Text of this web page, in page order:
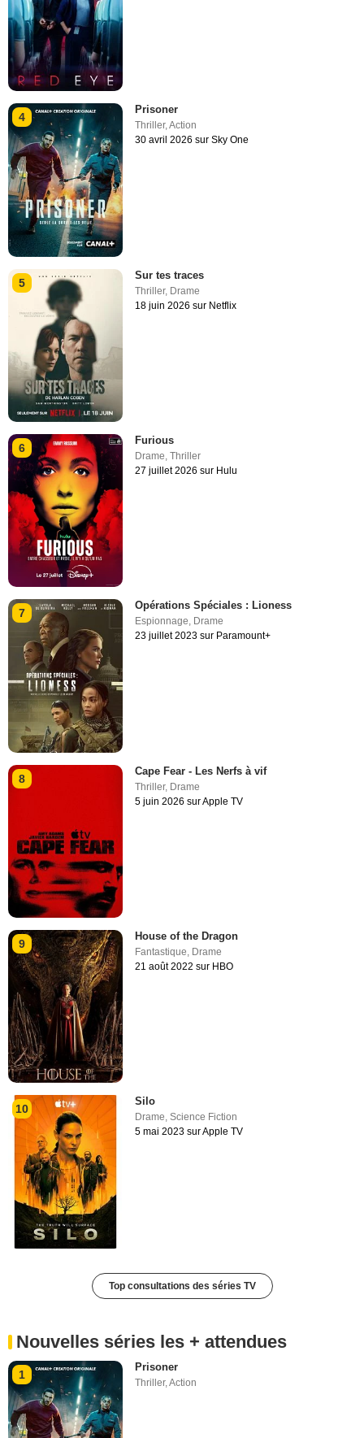
4
Prisoner
Thriller,Action
30 avril 2026 sur Sky One
5
Sur tes traces
Thriller, Drame
18 juin 2026 sur Netflix
6
Furious
Drame,Thriller
27 juillet 2026 sur Hulu
7
Opérations Spéciales : Lioness
Espionnage, Drame
23 juillet 2023 sur Paramount+
8
Cape Fear - Les Nerfs à vif
Thriller, Drame
5 juin 2026 sur Apple TV
9
House of the Dragon
Fantastique, Drame
21 août 2022 sur HBO
10
Silo
Drame,Science Fiction
5 mai 2023 sur Apple TV
Top consultations des séries TV
Nouvelles séries les + attendues
1
Prisoner
Thriller,Action